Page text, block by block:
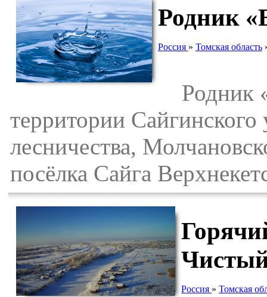
Родник
Россия » Томская область
Родник
территории
лесничества,
посёлка Сайга
Россия »Томская